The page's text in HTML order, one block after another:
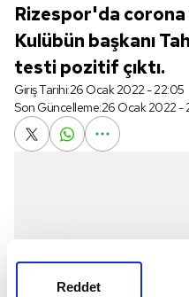
Reddet
Rizespor'da corona
Kulübün başkanı
testi pozitif çıktı.
Giriş Tarihi:26 Ocak 2022 - 22:05
Son Güncelleme:26 Ocak 2022 -